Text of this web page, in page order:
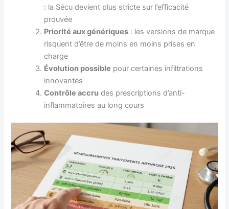
: la Sécu devient plus stricte sur l’efficacité
prouvée
Priorité aux génériques : les versions de marque
risquent d’être de moins en moins prises en
charge
Évolution possible pour certaines infiltrations
innovantes
Contrôle accru des prescriptions d’anti-
inflammatoires au long cours